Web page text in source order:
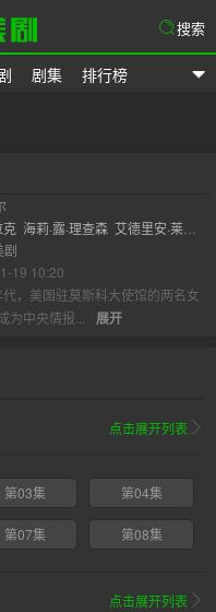
剧集 排行榜
搜索
克 海莉·露·理查森 艾德里安·莱斯
路易斯·博伊尔
剧
19 10:20
，美国驻莫斯科大使馆的两名女
中央情报...
展开
点击展开列表
第03集 第04集
第07集 第08集
点击展开列表